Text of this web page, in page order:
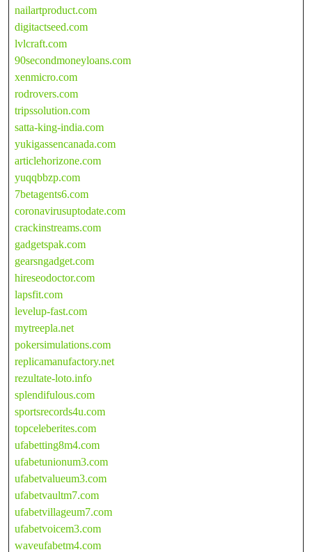
nailartproduct.com
digitactseed.com
lvlcraft.com
90secondmoneyloans.com
xenmicro.com
rodrovers.com
tripssolution.com
satta-king-india.com
yukigassencanada.com
articlehorizone.com
yuqqbbzp.com
7betagents6.com
coronavirusuptodate.com
crackinstreams.com
gadgetspak.com
gearsngadget.com
hireseodoctor.com
lapsfit.com
levelup-fast.com
mytreepla.net
pokersimulations.com
replicamanufactory.net
rezultate-loto.info
splendifulous.com
sportsrecords4u.com
topceleberites.com
ufabetting8m4.com
ufabetunionum3.com
ufabetvalueum3.com
ufabetvaultm7.com
ufabetvillageum7.com
ufabetvoicem3.com
waveufabetm4.com